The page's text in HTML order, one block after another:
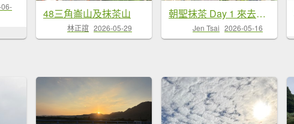
48三角崙山及抹茶山
林正誼 2026-05-29
朝聖抹茶 Day 1 來去抹茶山
Jen Tsai 2026-05-16